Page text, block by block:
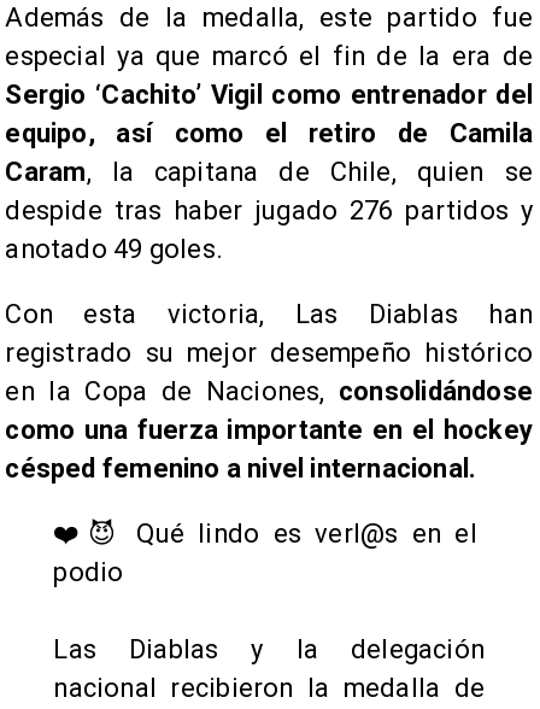
Además de la medalla, este partido fue
especial ya que marcó el fin de la era de
Sergio ‘Cachito’ Vigil como entrenador del
equipo, así como el retiro de Camila
Caram, la capitana de Chile, quien se
despide tras haber jugado 276 partidos y
anotado 49 goles.
Con esta victoria, Las Diablas han
registrado su mejor desempeño histórico
en la Copa de Naciones, consolidándose
como una fuerza importante en el hockey
césped femenino a nivel internacional.
❤️😈 Qué lindo es verl@s en el
podio
Las Diablas y la delegación
nacional recibieron la medalla de